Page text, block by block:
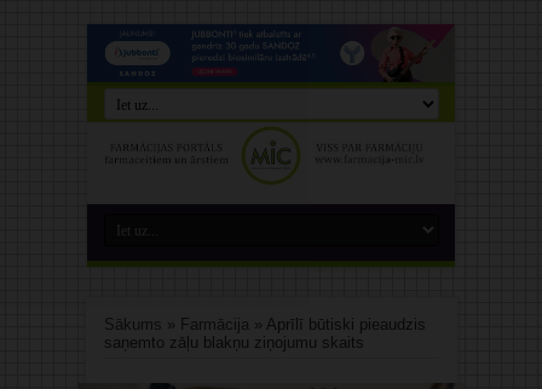
Sākums » Farmācija» Aprīlī būtiski pieaudzis
saņemto zāļu blakņu ziņojumu skaits